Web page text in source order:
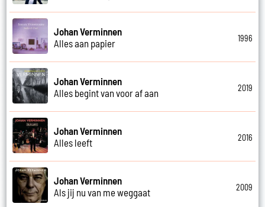
Johan Verminnen
Alles aan papier
1996
Johan Verminnen
Alles begint van voor af aan
2019
Johan Verminnen
Alles leeft
2016
Johan Verminnen
Als jij nu van me weggaat
2009